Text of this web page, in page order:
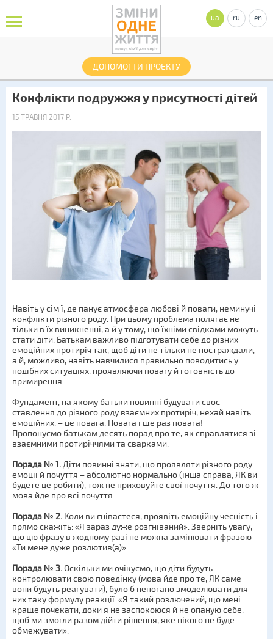
ДОПОМОГТИ ПРОЕКТУ
ua ru en
Конфлікти подружжя у присутності дітей
15 ТРАВНЯ 2017 Р.
Навіть у сім'ї, де панує атмосфера любові й поваги, неминучі
конфлікти різного роду. При цьому проблема полягає не
тільки в їх виникненні, а й у тому, що їхніми свідками можуть
стати діти. Батькам важливо підготувати себе до різних
емоційних протиріч так, щоб діти не тільки не постраждали,
а й, можливо, навіть навчилися правильно поводитись у
подібних ситуаціях, проявляючи повагу й готовність до
примирення.
Фундамент, на якому батьки повинні будувати своє
ставлення до різного роду взаємних протиріч, нехай навіть
емоційних, – це повага. Повага і ще раз повага!
Пропонуємо батькам десять порад про те, як справлятися зі
взаємними протиріччями та сварками.
Порада № 1.Діти повинні знати, що проявляти різного роду
емоції й почуття – абсолютно нормально (інша справа, ЯК ви
будете це робити), тож не приховуйте свої почуття. До того ж
мова йде про всі почуття.
Порада № 2. Коли ви гніваєтеся, проявіть емоційну чесність і
прямо скажіть: «Я зараз дуже розгніваний». Зверніть увагу,
що цю фразу в жодному разі не можна замінювати фразою
«Ти мене дуже розлютив(а)».
Порада № 3.Оскільки ми очікуємо, що діти будуть
контролювати свою поведінку (мова йде про те, ЯК саме
вони будуть реагувати), було б непогано змоделювати для
них таку формулу реакції: «Я такий розлючений, що мені
краще почекати, доки я не заспокоюся й не опаную себе,
щоб ми змогли разом дійти рішення, яке нікого не буде
обмежувати».